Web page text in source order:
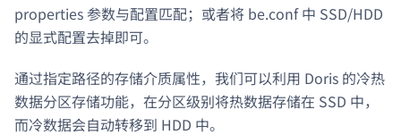
properties 参数与配置匹配；或者将 be.conf 中 SSD/HDD
的显式配置去掉即可。
通过指定路径的存储介质属性，我们可以利用 Doris 的冷热
数据分区存储功能，在分区级别将热数据存储在 SSD 中，
而冷数据会自动转移到 HDD 中。